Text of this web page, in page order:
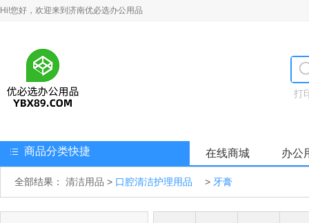
Hi!您好，欢迎来到济南优必选办公用品
打
商品分类快捷 在线商城 办公
全部结果： 清洁用品 > 口腔清洁护理用品 > 牙膏